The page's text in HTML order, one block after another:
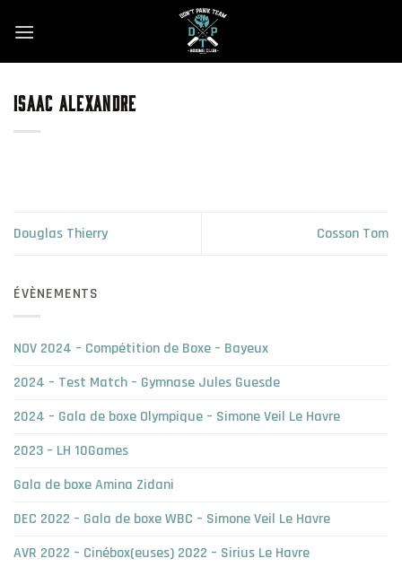
ISAAC ALEXANDRE
Douglas Thierry Cosson Tom
ÉVÈNEMENTS
NOV 2024 – Compétition de Boxe – Bayeux
2024 – Test Match – Gymnase Jules Guesde
2024 – Gala de boxe Olympique – Simone Veil Le Havre
2023 – LH 10Games
Gala de boxe Amina Zidani
DEC 2022 – Gala de boxe WBC – Simone Veil Le Havre
AVR 2022 – Cinébox(euses) 2022 – Sirius Le Havre